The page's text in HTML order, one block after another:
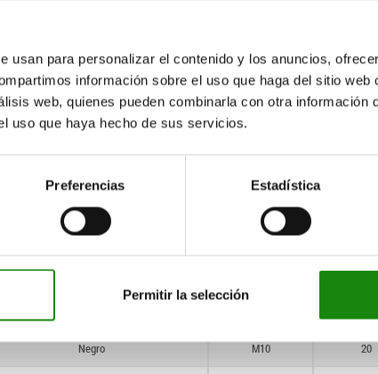
usan para personalizar el contenido y los anuncios,
información sobre el uso que haga del sitio web
web, quienes pueden combinarla con otra información
uso que haya hecho de sus servicios.
Preferencias Estadística
Permitir la selección
gris M5 12
Rojo
Negro
Negro M8
17
Negro M10 20